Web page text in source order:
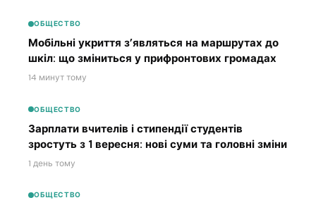
ОБЩЕСТВО
Мобільні укриття з’являться на маршрутах до
шкіл: що зміниться у прифронтових громадах
14 минут тому
ОБЩЕСТВО
Зарплати вчителів і стипендії студентів
зростуть з 1 вересня: нові суми та головні зміни
1 день тому
ОБЩЕСТВО